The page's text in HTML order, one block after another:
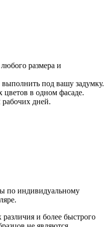
размера и
под вашу задумку.
цветов в одном фасаде.
рабочих дней.
по индивидуальному
и более быстрого